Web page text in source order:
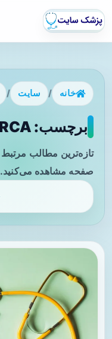
خانه / سایت /
برچسب: BRCA - صفحه 1
صفحه مشاهده می‌کنید.